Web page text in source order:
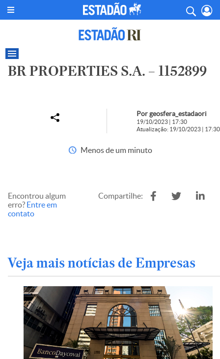
BR PROPERTIES S.A. – 1152899
Por geosfera_estadaori
19/10/2023 | 17:30
Atualização: 19/10/2023 | 17:30
Menos de um minuto
Encontrou algum
erro? Entre em
contato
Compartilhe:
Veja mais notícias de Empresas